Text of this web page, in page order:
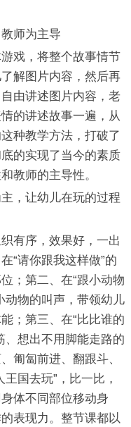
师为主导
戏，将整个故事情节
解图片内容，然后再
由讲述图片内容，老
的讲述故事一遍，从
种教学方法，打破了
的实现了当今的素质
教师的主导性。
，让幼儿在玩的过程
有序，效果好，一出
“请你跟我这样做”的
；第二、在“跟小动物
动物的叫声，带领幼儿
；第三、在“比比谁的
、想出不用脚能走路的
匍匐前进、翻跟斗、
国去玩”，比一比，
体不同部位移动身
表现力。整节课都以